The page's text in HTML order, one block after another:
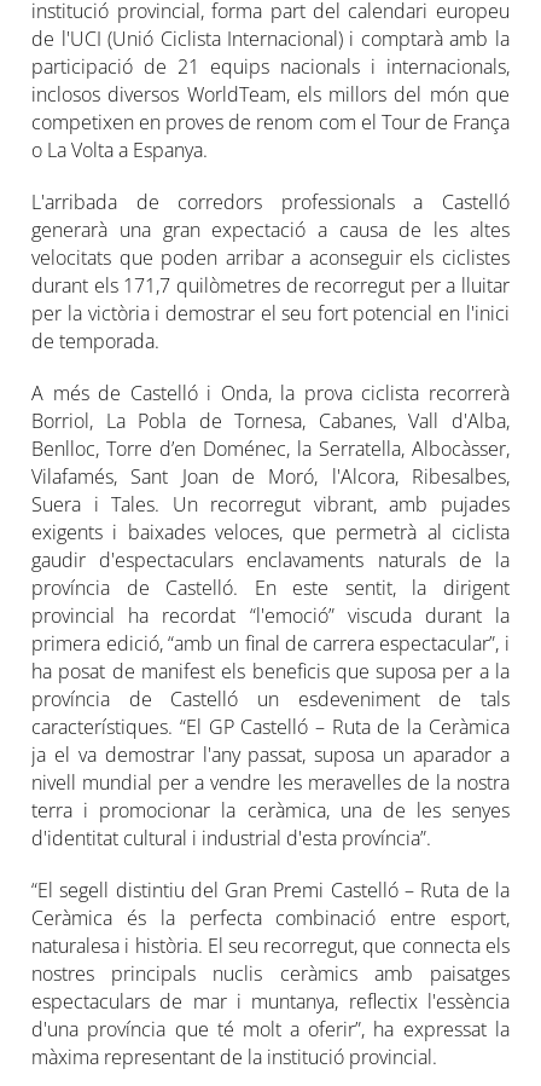
institució provincial, forma part del calendari europeu
de l'UCI (Unió Ciclista Internacional) i comptarà amb la
participació de 21 equips nacionals i internacionals,
inclosos diversos WorldTeam, els millors del món que
competixen en proves de renom com el Tour de França
o La Volta a Espanya.
L'arribada de corredors professionals a Castelló
generarà una gran expectació a causa de les altes
velocitats que poden arribar a aconseguir els ciclistes
durant els 171,7 quilòmetres de recorregut per a lluitar
per la victòria i demostrar el seu fort potencial en l'inici
de temporada.
A més de Castelló i Onda, la prova ciclista recorrerà
Borriol, La Pobla de Tornesa, Cabanes, Vall d'Alba,
Benlloc, Torre d’en Doménec, la Serratella, Albocàsser,
Vilafamés, Sant Joan de Moró, l'Alcora, Ribesalbes,
Suera i Tales. Un recorregut vibrant, amb pujades
exigents i baixades veloces, que permetrà al ciclista
gaudir d'espectaculars enclavaments naturals de la
província de Castelló. En este sentit, la dirigent
provincial ha recordat “l'emoció” viscuda durant la
primera edició, “amb un final de carrera espectacular”, i
ha posat de manifest els beneficis que suposa per a la
província de Castelló un esdeveniment de tals
característiques. “El GP Castelló – Ruta de la Ceràmica
ja el va demostrar l'any passat, suposa un aparador a
nivell mundial per a vendre les meravelles de la nostra
terra i promocionar la ceràmica, una de les senyes
d'identitat cultural i industrial d'esta província”.
“El segell distintiu del Gran Premi Castelló – Ruta de la
Ceràmica és la perfecta combinació entre esport,
naturalesa i història. El seu recorregut, que connecta els
nostres principals nuclis ceràmics amb paisatges
espectaculars de mar i muntanya, reflectix l'essència
d'una província que té molt a oferir”, ha expressat la
màxima representant de la institució provincial.